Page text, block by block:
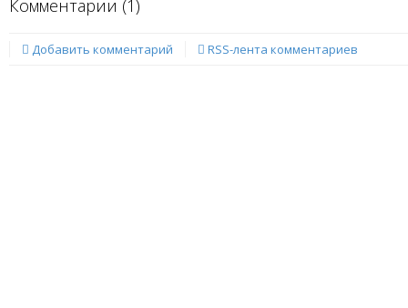
Комментарии (1)
Добавить комментарий RSS-лента комментариев